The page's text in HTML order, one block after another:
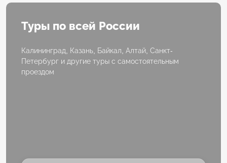
Туры по всей России
Калининград, Казань, Байкал, Алтай, Санкт-
Петербург и другие туры с самостоятельным
проездом